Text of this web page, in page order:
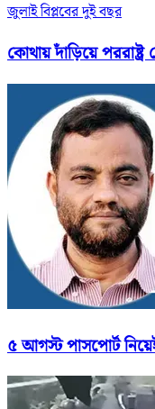
জুলাই বিপ্লবের দুই বছর
কোথায় দাঁড়িয়ে
৫ আগস্ট পাসপোর্ট